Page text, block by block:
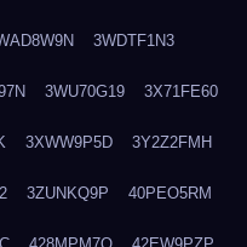
3WDTF1N3
3WU70G19 3X71FE60
3XWW9P5D 3Y2Z2FMH
3ZUNKQ9P 40PEO5RM